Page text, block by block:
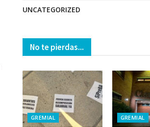
UNCATEGORIZED
No te pierdas...
GREMIAL GREMIAL